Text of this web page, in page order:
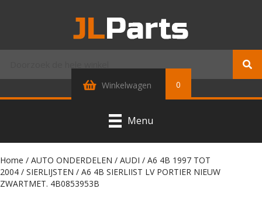
Winkelwagen 0
Menu
Home / AUTO ONDERDELEN / AUDI / A6 4B 1997 TOT
2004 / SIERLIJSTEN / A6 4B SIERLIIST LV PORTIER NIEUW
ZWARTMET. 4B0853953B